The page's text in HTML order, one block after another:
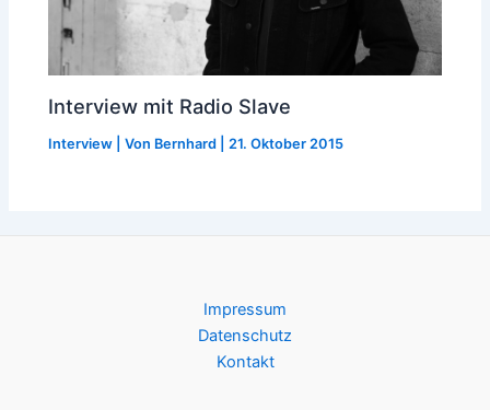
Interview mit Radio Slave
Interview | Von Bernhard 21. Oktober 2015
Impressum
Datenschutz
Kontakt